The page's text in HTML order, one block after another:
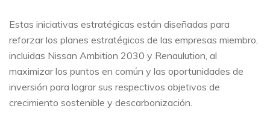
Estas iniciativas estratégicas están diseñadas para
reforzar los planes estratégicos de las empresas miembro,
incluidas Nissan Ambition 2030 y Renaulution, al
maximizar los puntos en común y las oportunidades de
inversión para lograr sus respectivos objetivos de
crecimiento sostenible y descarbonización.